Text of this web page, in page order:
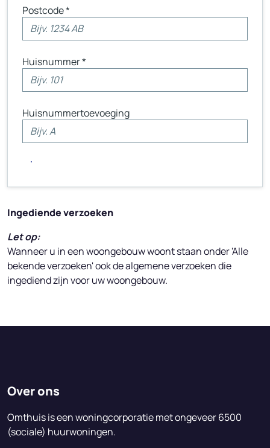
Postcode *
Huisnummer *
Huisnummertoevoeging
Ingediende verzoeken
Let op:
Wanneer u in een woongebouw woont staan onder 'Alle
bekende verzoeken' ook de algemene verzoeken die
ingediend zijn voor uw woongebouw.
Over ons
Omthuis is een woningcorporatie met ongeveer 6500
(sociale) huurwoningen.